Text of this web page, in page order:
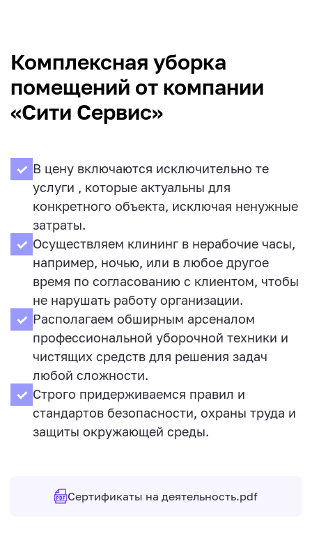
Комплексная уборка
помещений от компании
«Сити Сервис»
В цену включаются исключительно те
услуги , которые актуальны для
конкретного объекта, исключая ненужные
затраты.
Осуществляем клининг в нерабочие часы,
например, ночью, или в любое другое
время по согласованию с клиентом, чтобы
не нарушать работу организации.
Располагаем обширным арсеналом
профессиональной уборочной техники и
чистящих средств для решения задач
любой сложности.
Строго придерживаемся правил и
стандартов безопасности, охраны труда и
защиты окружающей среды.
Сертификаты на деятельность.pdf